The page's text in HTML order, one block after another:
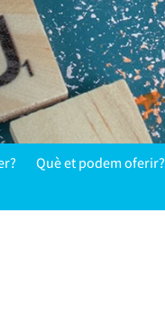
Què et podem oferir?